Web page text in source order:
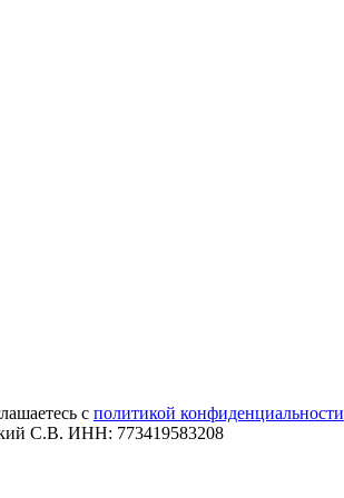
с политикой конфиденциальности
С.В. ИНН: 773419583208